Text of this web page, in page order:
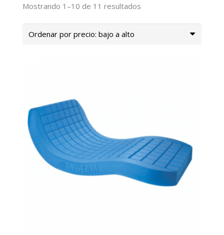
Mostrando 1–10 de 11 resultados